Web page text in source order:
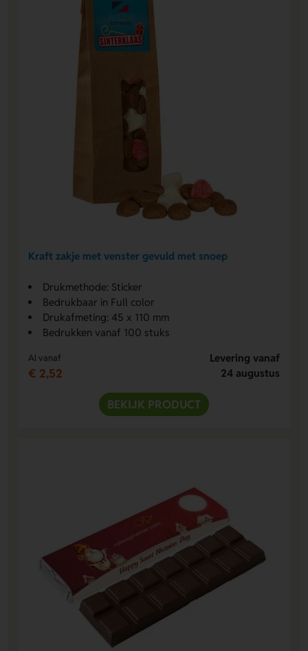
Kraft zakje met venster gevuld met snoep
Drukmethode: Sticker
Bedrukbaar in Full color
Drukafmeting: 45 x 110 mm
Bedrukken vanaf 100 stuks
Al vanaf
€ 2,52
Levering vanaf
24 augustus
BEKIJK PRODUCT